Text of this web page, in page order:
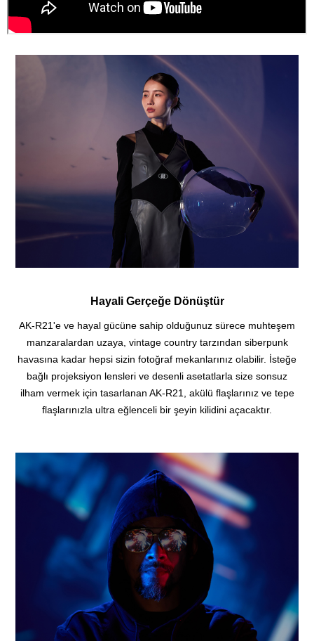
Hayali Gerçeğe Dönüştür
AK-R21'e ve hayal gücüne sahip olduğunuz sürece muhteşem
manzaralardan uzaya, vintage country tarzından siberpunk
havasına kadar hepsi sizin fotoğraf mekanlarınız olabilir. İsteğe
bağlı projeksiyon lensleri ve desenli asetatlarla size sonsuz
ilham vermek için tasarlanan AK-R21, akülü flaşlarınız ve tepe
flaşlarınızla ultra eğlenceli bir şeyin kilidini açacaktır.